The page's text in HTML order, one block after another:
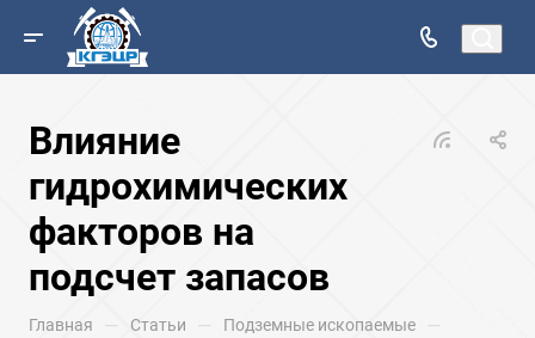
Влияние
гидрохимических
факторов на
подсчет запасов
Главная — Статьи — Подземные ископаемые —